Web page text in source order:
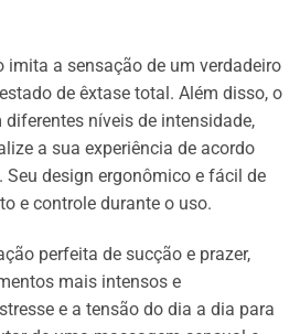
imita a sensação de um verdadeiro
de êxtase total. Além disso, o
níveis de intensidade,
a sua experiência de acordo
Seu design ergonômico e fácil de
e controle durante o uso.
perfeita de sucção e prazer,
mais intensos e
e a tensão do dia a dia para